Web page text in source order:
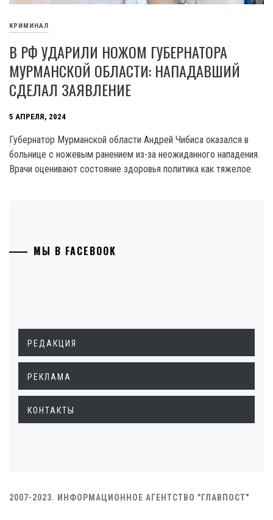
КРИМИНАЛ
В РФ УДАРИЛИ НОЖОМ ГУБЕРНАТОРА
МУРМАНСКОЙ ОБЛАСТИ: НАПАДАВШИЙ
СДЕЛАЛ ЗАЯВЛЕНИЕ
5 АПРЕЛЯ, 2024
Губернатор Мурманской области Андрей Чибиса оказался в
больнице с ножевым ранением из-за неожиданного нападения.
Врачи оценивают состояние здоровья политика как тяжелое.
МЫ В FACEBOOK
РЕДАКЦИЯ
РЕКЛАМА
КОНТАКТЫ
2007-2023. ИНФОРМАЦИОННОЕ АГЕНТСТВО "ГЛАВПОСТ"